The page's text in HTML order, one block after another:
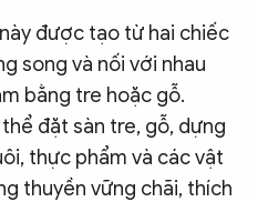
được tạo từ hai chiếc
song và nối với nhau
bằng tre hoặc gỗ.
đặt sàn tre, gỗ, dựng
thực phẩm và các vật
thuyền vững chãi, thích